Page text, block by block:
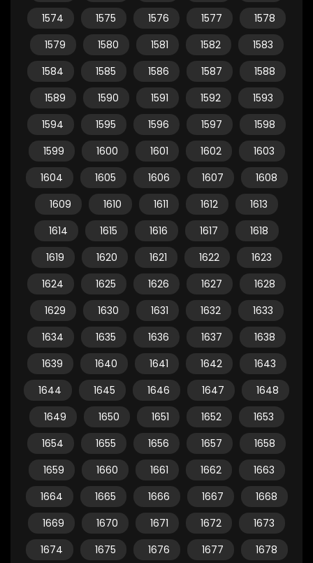
1574
1575 1576 1577
1578
1579
1580 1581 1582
1583
1584
1585 1586 1587
1588
1589
1590 1591 1592
1593
1594
1595 1596 1597
1598
1599
1600 1601 1602
1603
1604
1605 1606 1607
1608
1609
1610 1611 1612
1613
1614
1615 1616 1617
1618
1619
1620 1621 1622
1623
1624
1625 1626 1627
1628
1629
1630 1631 1632
1633
1634
1635 1636 1637
1638
1639
1640 1641 1642
1643
1644
1645 1646 1647
1648
1649
1650 1651 1652
1653
1654
1655 1656 1657
1658
1659
1660 1661 1662
1663
1664
1665 1666 1667
1668
1669
1670 1671 1672
1673
1674
1675 1676 1677
1678